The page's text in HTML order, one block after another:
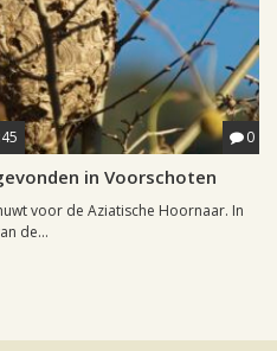
0
in Voorschoten
voor de Aziatische Hoornaar. In
de...